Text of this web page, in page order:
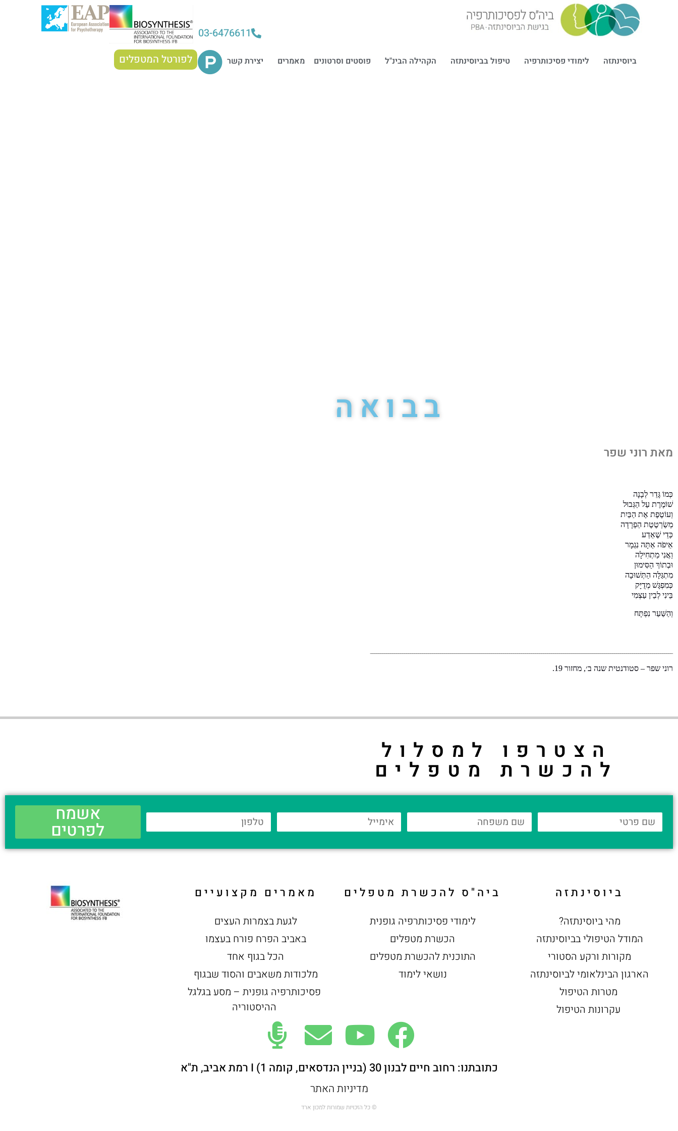
03-6476611
ביוסינתזה לימודי פסיכותרפיה טיפול בביוסינתזה הקהילה הבינ"ל פוסטים וסרטונים מאמרים יצירת קשר לפורטל המטפלים
בבואה
מאת רוני שפר
כְּמוֹ גָּדֵר לְבָנָה
שׁוֹמֶרֶת עַל הַגְּבוּל
וְעוֹטֶפֶת אֶת הַבַּיִת
מְשַׂרְטֶטֶת הַפְרָדָה
כְּדֵי שֶׁאֵדַע
אֵיפֹה אַתָּה נִגְמָר
וַאֲנִי מַתְחִילָה
וּבְתוֹךְ הַסִּימוּן
מִתְגַּלָּה הַתְּשׁוּבָה
כְּמִפְגָּשׁ מְדֻיָּק
בֵּינִי לְבֵין עַצְמִי
וְהַשַּׁעַר נִפְתָּח
רוני שפר – סטודנטית שנה ב׳, מחזור 19.
הצטרפו למסלול
להכשרת מטפלים
אשמח
לפרטים
ביוסינתזה
מהי ביוסינתזה?
המודל הטיפולי בביוסינתזה
מקורות ורקע הסטורי
הארגון הבינלאומי לביוסינתזה
מטרות הטיפול
עקרונות הטיפול
ביה"ס להכשרת מטפלים
לימודי פסיכותרפיה גופנית
הכשרת מטפלים
התוכנית להכשרת מטפלים
נושאי לימוד
מאמרים מקצועיים
לגעת בצמרות העצים
באביב הפרח פורח בעצמו
הכל בגוף אחד
מלכודות משאבים והסוד שבגוף
פסיכותרפיה גופנית – מסע בגלגל
ההיסטוריה
כתובתנו: רחוב חיים לבנון 30 (בניין הנדסאים, קומה 1) I רמת אביב, ת"א
מדיניות האתר
© כל הזכויות שמורות למכון ארד